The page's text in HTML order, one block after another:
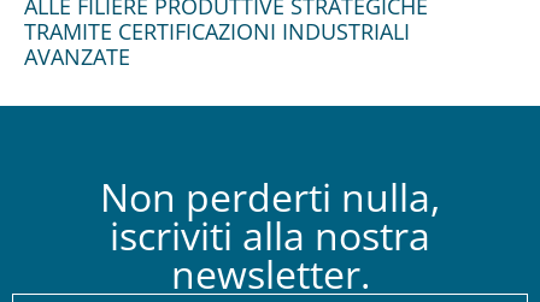
ALLE FILIERE PRODUTTIVE STRATEGICHE
TRAMITE CERTIFICAZIONI INDUSTRIALI
AVANZATE
Non perderti nulla,
iscriviti alla nostra
newsletter.